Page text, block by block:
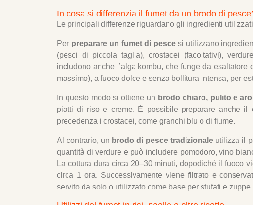
In cosa si differenzia il fumet da un brodo di
Le principali differenze riguardano gli ingredienti
Per preparare un fumet di pescesi utilizzano
(pesci di piccola taglia), crostacei (facoltativi),
includono anche l’alga kombu, che funge da esaltatore
massimo), a fuoco dolce e senza bollitura intensa, per
In questo modo si ottiene un brodo chiaro, pulito e
piatti di riso e creme. È possibile preparare anche il
precedenza i crostacei, come granchi blu o di fiume.
Al contrario, un brodo di pesce tradizionaleutilizza il
quantità di verdure e può includere pomodoro, vino
La cottura dura circa 20–30 minuti, dopodiché il fuoco
circa 1 ora. Successivamente viene filtrato e
servito da solo o utilizzato come base per stufati e zuppe.